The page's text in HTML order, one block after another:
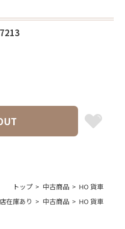
トップ 中古商品
HO 貨車
在庫あり 中古商品 HO 貨車